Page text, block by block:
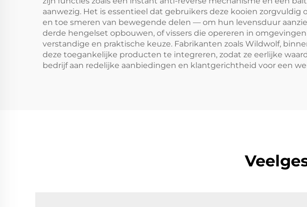
aanwezig. Het is essentieel dat gebruikers deze kooien
en toe smeren van bewegende delen — om hun levensduur
derde hengelset opbouwen, of vissers die opereren in
verstandige en praktische keuze. Fabrikanten zoals Wildwolf,
deze toegankelijke producten te integreren, zodat ze eerlijke
bedrijf aan redelijke aanbiedingen en klantgerichtheid voor een